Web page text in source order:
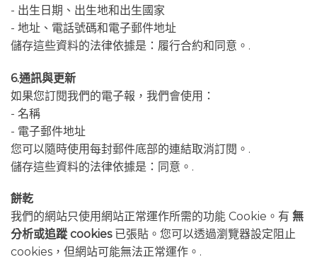
- 出生日期、出生地和出生國家
- 地址、電話號碼和電子郵件地址
儲存這些資料的法律依據是：履行合約和同意。.
6.通訊與更新
如果您訂閱我們的電子報，我們會使用：
- 名稱
- 電子郵件地址
您可以隨時使用每封郵件底部的連結取消訂閱。.
儲存這些資料的法律依據是：同意。.
餅乾
我們的網站只使用網站正常運作所需的功能 Cookie。有 無
分析或追蹤 cookies已張貼。您可以透過瀏覽器設定阻止
cookies，但網站可能無法正常運作。.